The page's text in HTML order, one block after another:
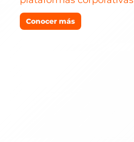
Conocer más